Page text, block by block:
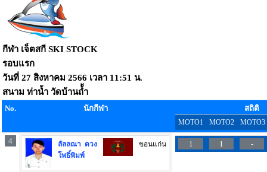
กีฬา เจ็ตสกี SKI STOCK
รอบแรก
วันที่ 27 สิงหาคม 2566 เวลา 11:51 น.
สนาม ท่าน้ำ วัดบ้านถ้้ำ
No. นักกีฬา สถิติ
MOTO1 MOTO2 MOTO3
4
ลัลลณา ดวง
โพธิ์พิมพ์
ขอนแก่น 1 1 -